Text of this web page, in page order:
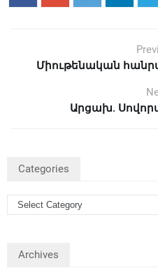
Միութենական
Արցախ.
Categories
Archives